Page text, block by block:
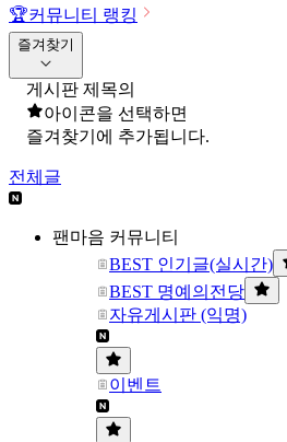
🏆커뮤니티 랭킹
즐겨찾기
게시판 제목의
아이콘을 선택하면
즐겨찾기에 추가됩니다.
전체글
팬마음 커뮤니티
BEST 인기글(실시간)
BEST 명예의전당
자유게시판 (익명)
이벤트